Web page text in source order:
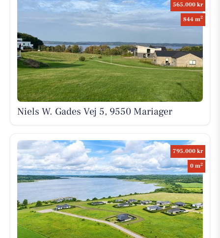
565.000 kr
844 m2
Niels W. Gades Vej 5, 9550 Mariager
795.000 kr
0 m2